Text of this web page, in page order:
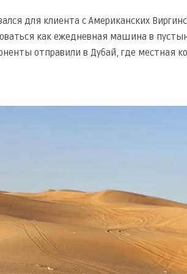
для клиента с Американских
как ежедневная машина в
отправили в Дубай, где местная